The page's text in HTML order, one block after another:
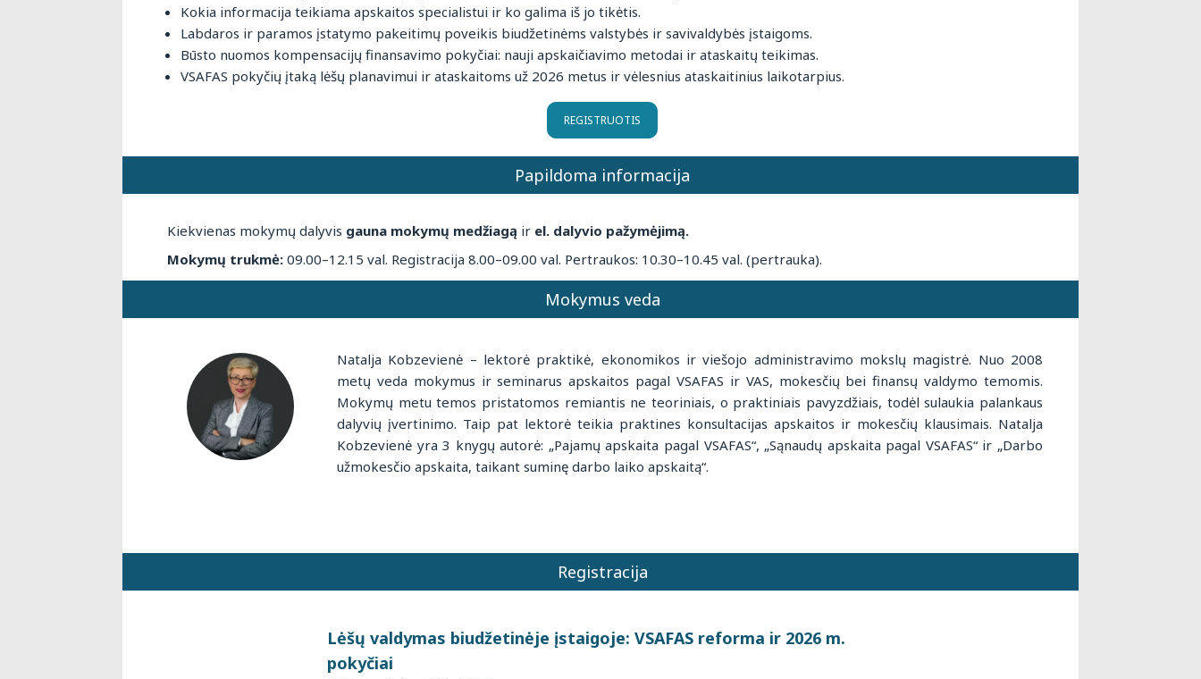
Kokia informacija teikiama apskaitos specialistui ir ko galima iš jo tikėtis.
Labdaros ir paramos įstatymo pakeitimų poveikis biudžetinėms valstybės ir savivaldybės įstaigoms.
Būsto nuomos kompensacijų finansavimo pokyčiai: nauji apskaičiavimo metodai ir ataskaitų teikimas.
VSAFAS pokyčių įtaką lėšų planavimui ir ataskaitoms už 2026 metus ir vėlesnius ataskaitinius laikotarpius.
REGISTRUOTIS
Papildoma informacija
Kiekvienas mokymų dalyvis gauna mokymų medžiagą ir el. dalyvio pažymėjimą.
Mokymų trukmė:09.00–12.15 val. Registracija 8.00–09.00 val. Pertraukos: 10.30–10.45 val. (pertrauka).
Mokymus veda
Natalja Kobzevienė – lektorė praktikė, ekonomikos ir viešojo administravimo mokslų magistrė. Nuo 2008
metų veda mokymus ir seminarus apskaitos pagal VSAFAS ir VAS, mokesčių bei finansų valdymo temomis.
Mokymų metu temos pristatomos remiantis ne teoriniais, o praktiniais pavyzdžiais, todėl sulaukia palankaus
dalyvių įvertinimo. Taip pat lektorė teikia praktines konsultacijas apskaitos ir mokesčių klausimais. Natalja
Kobzevienė yra 3 knygų autorė: „Pajamų apskaita pagal VSAFAS“, „Sąnaudų apskaita pagal VSAFAS“ ir „Darbo
užmokesčio apskaita, taikant suminę darbo laiko apskaitą“.
Registracija
Lėšų valdymas biudžetinėje įstaigoje: VSAFAS reforma ir 2026 m.
pokyčiai